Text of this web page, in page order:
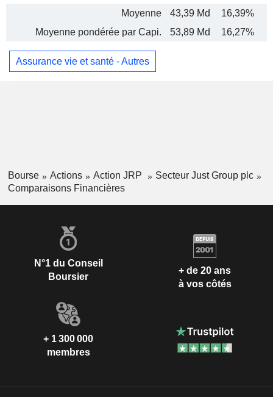
Moyenne
43,39 Md 16,39%
Moyenne pondérée par Capi.
53,89 Md 16,27%
Assurance vie et santé - Autres
Bourse Actions Action JRP
Secteur Just Group plc
Comparaisons Financières
N°1 du Conseil
Boursier
+ de 20 ans
à vos côtés
+ 1 300 000
membres